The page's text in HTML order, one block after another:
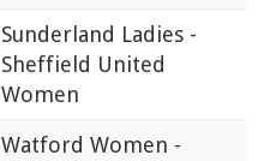
Sunderland Ladies -
Sheffield United
Women
Watford Women -